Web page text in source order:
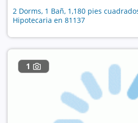
2 Dorms, 1 Bañ, 1,180 pies
Hipotecaria en 81137
1